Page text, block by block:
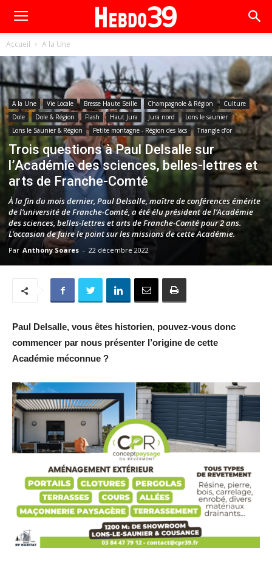
Accueil A la Une
A la Une Vie Locale Bresse Haute Seille Champagnole & Région
Culture
Dole
Dole & Région Flash Haut Jura Jura nord
Lons le saunier
Lons le Saunier & Région
Petite montagne - Région des lacs Triangle d’or
Trois questions à Paul Delsalle sur
l’Académie des sciences, belles-lettres et
arts de Franche-Comté
À la fin du mois dernier, Paul Delsalle, maître de conférences émérite
de l’université de Franche-Comté, a été élu président de l’Académie
des sciences, belles-lettres et arts de Franche-Comté pour 2 ans.
L’occasion de faire le point sur les missions de cette Académie.
Par Anthony Soares - 22 décembre 2022
Paul Delsalle, vous êtes historien, pouvez-vous donc
commencer par nous présenter l’origine de cette
Académie méconnue ?